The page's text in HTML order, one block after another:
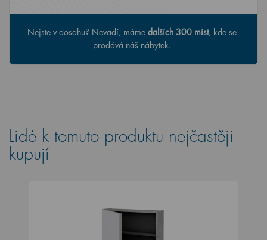
Nejste v dosahu? Nevadí, máme dalších 300 míst, kde se
prodává náš nábytek.
Lidé k tomuto produktu nejčastěji
kupují